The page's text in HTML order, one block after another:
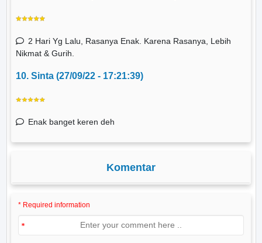
2 Hari Yg Lalu, Rasanya Enak. Karena Rasanya, Lebih
Nikmat & Gurih.
10. Sinta (27/09/22 - 17:21:39)
Enak banget keren deh
Komentar
* Required information